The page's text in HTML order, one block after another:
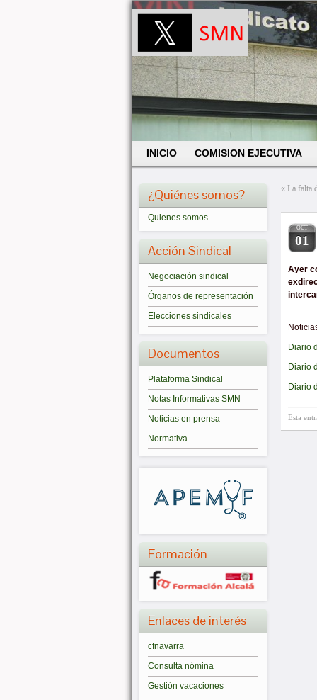
INICIO COMISION EJECUTIVA
¿Quiénes somos?
Quienes somos
Acción Sindical
Negociación sindical
Órganos de representación
Elecciones sindicales
Documentos
Plataforma Sindical
Notas Informativas SMN
Noticias en prensa
Normativa
Formación
Enlaces de interés
cfnavarra
Consulta nómina
Gestión vacaciones
« La falta
OCT
01
Ayer
Diario
Diario
Diario
Esta